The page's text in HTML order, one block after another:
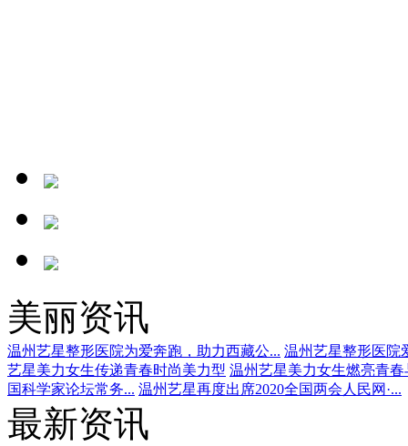
美丽资讯
温州艺星整形医院为爱奔跑，助力西藏公... 温州艺星整形医院
艺星美力女生传递青春时尚美力型 温州艺星美力女生燃亮青春
国科学家论坛常务... 温州艺星再度出席2020全国两会人民网·...
最新资讯